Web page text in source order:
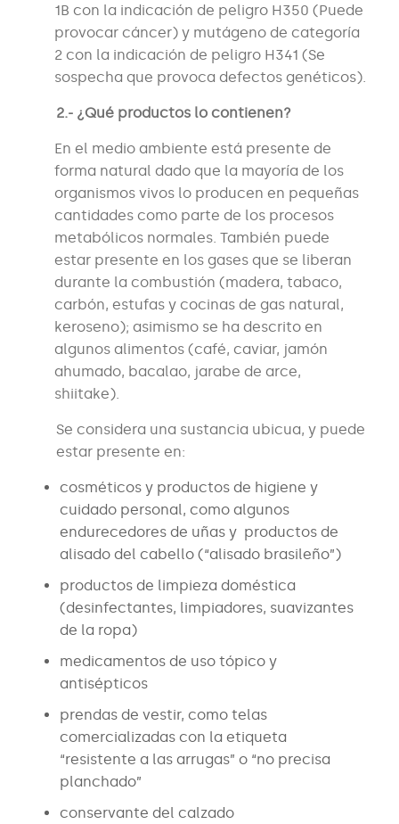
1B con la indicación de peligro H350 (Puede
provocar cáncer) y mutágeno de categoría
2 con la indicación de peligro H341 (Se
sospecha que provoca defectos genéticos).
2.- ¿Qué productos lo contienen?
En el medio ambiente está presente de
forma natural dado que la mayoría de los
organismos vivos lo producen en pequeñas
cantidades como parte de los procesos
metabólicos normales. También puede
estar presente en los gases que se liberan
durante la combustión (madera, tabaco,
carbón, estufas y cocinas de gas natural,
keroseno); asimismo se ha descrito en
algunos alimentos (café, caviar, jamón
ahumado, bacalao, jarabe de arce,
shiitake).
Se considera una sustancia ubicua, y puede
estar presente en:
cosméticos y productos de higiene y
cuidado personal, como algunos
endurecedores de uñas y productos de
alisado del cabello (“alisado brasileño”)
productos de limpieza doméstica
(desinfectantes, limpiadores, suavizantes
de la ropa)
medicamentos de uso tópico y
antisépticos
prendas de vestir, como telas
comercializadas con la etiqueta
“resistente a las arrugas” o “no precisa
planchado”
conservante del calzado